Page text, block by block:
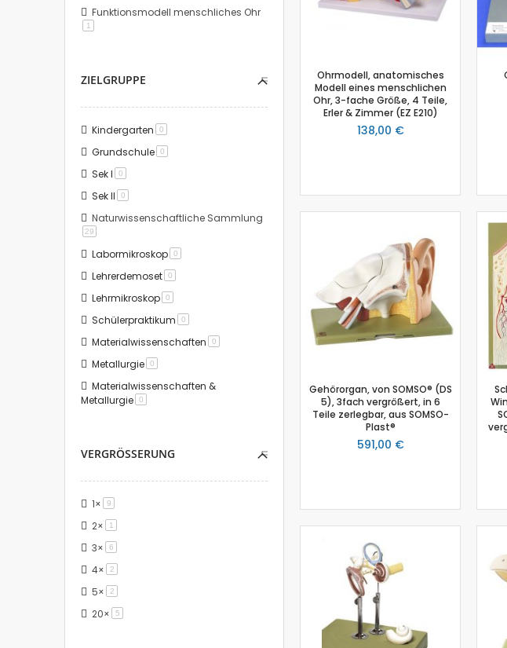
Stromsensor
Thermoelement-Sensor
Sensor-Kits: Biologie
Zubehör
Lux-Sensor
Bodenfeuchtigkeit
Hautwiderstands-Sensor
Luftdruck
Druckschalter
Photosynthese Set
Ladestation Go Direct®
Gasdrucksensor
Go!Link (GO -LINK)
Trübung
Luftfeuchtigkeit
NiCr-Ni-Adapter
pH-Sensor
pH - Elektrodenverstärker
Leitfähigkeitssensor
Salzgehalt
Ohrmodell, anatomisches
Modell eines menschlichen
Ohr, 3-fache Größe, 4 Teile,
Erler & Zimmer (EZ E210)
138,00 €
Gehörorgan, von SOMSO® (DS
5), 3fach vergrößert, in 6
Teile zerlegbar, aus SOMSO-
Plast®
591,00 €
Funktionsmodell menschliches Ohr
1
ZIELGRUPPE
Kindergarten 0Artikel
Grundschule 0Artikel
Sek I 0Artikel
Sek II 0Artikel
Naturwissenschaftliche Sammlung
29
Labormikroskop 0Artikel
Lehrerdemoset 0Artikel
Lehrmikroskop 0Artikel
Schülerpraktikum 0Artikel
Materialwissenschaften 0Artikel
Metallurgie 0Artikel
Materialwissenschaften &
Metallurgie
0Artikel
VERGRÖSSERUNG
1× 9Artikel
2× 1
3× 6Artikel
4× 2Artikel
5× 2Artikel
20× 5Artikel